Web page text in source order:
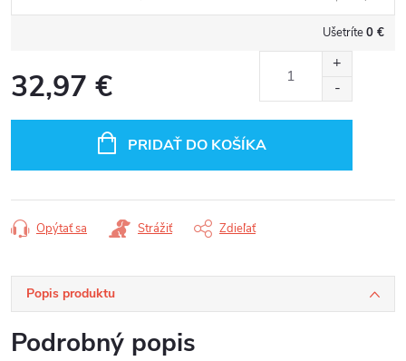
Ušetríte0 €
32,97 €
PRIDAŤ DO KOŠÍKA
Opýtať sa Strážiť Zdieľať
Popis produktu
Podrobný popis